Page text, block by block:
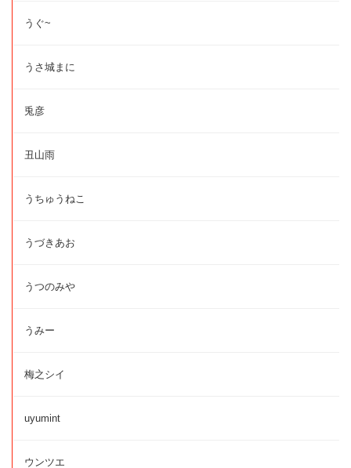
うぐ~
うさ城まに
兎彦
丑山雨
うちゅうねこ
うづきあお
うつのみや
うみー
梅之シイ
uyumint
ウンツエ